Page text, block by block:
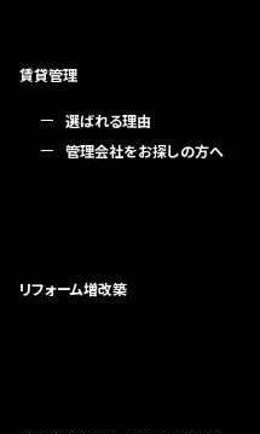
賃貸管理
選ばれる理由
管理会社をお探しの方へ
リフォーム増改築